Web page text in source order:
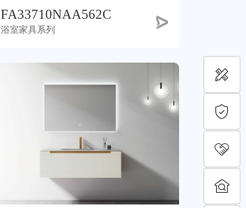
FA33710NAA562C
浴室家具系列